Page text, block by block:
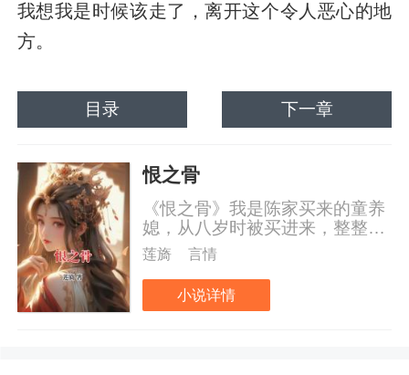
我想我是时候该走了，离开这个令人恶心的地
方。
目录 下一章
恨之骨
《恨之骨》我是陈家买来的童养
媳，从八岁时被买进来，整整伺
候了他们十余年。好不容易等到
陈衡高中状元，我以为苦日子终
于过去了。但没想到他却要抛弃
我，迎娶沈家千金沈思嘉。我心
莲旖 言情
小说详情